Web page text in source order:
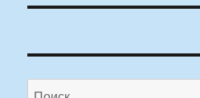
Искать: